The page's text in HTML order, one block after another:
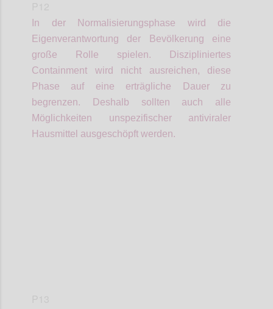
In der Normalisierungsphase wird die
Eigenverantwortung der Bevölkerung eine
große Rolle spielen.
Diszipliniertes
Containment wird nicht ausreichen, diese
Phase auf eine erträgliche Dauer zu
begrenzen. Deshalb sollten auch alle
Möglichkeiten unspezifischer antiviraler
Hausmittel ausgeschöpft werden.